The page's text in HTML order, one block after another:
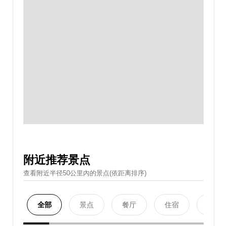
附近推荐景点
查看附近半径50公里內的景点(依距离排序)
全部 景点 餐厅 住宿